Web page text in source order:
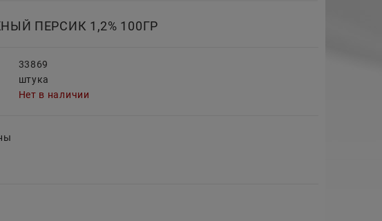
ПЕРСИК 1,2% 100ГР
33869
штука
Нет в наличии